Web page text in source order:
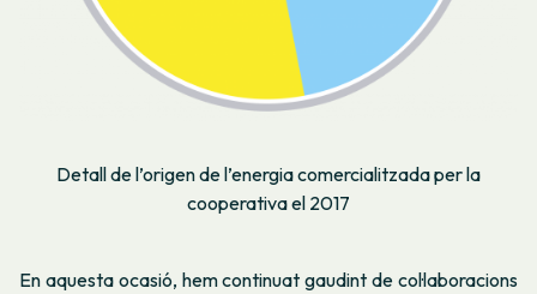
Detall de l’origen de l’energia comercialitzada per la
cooperativa el 2017
En aquesta ocasió, hem continuat gaudint de col·laboracions